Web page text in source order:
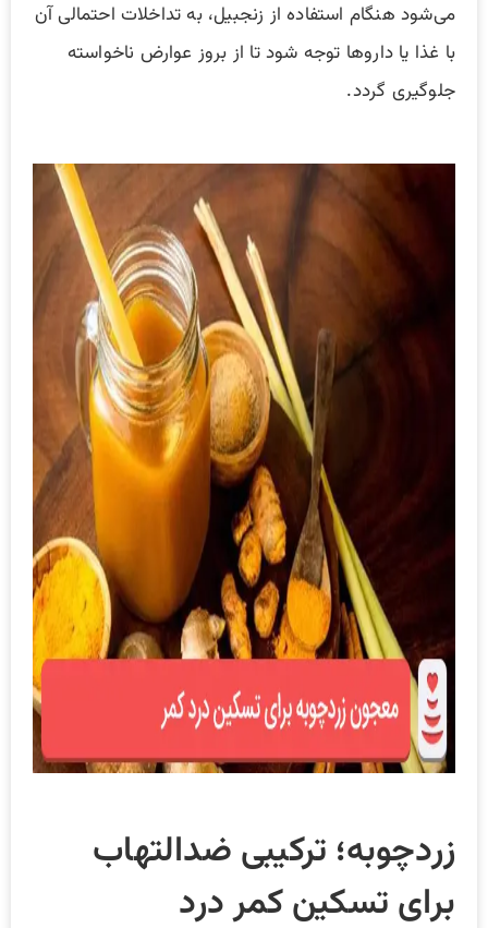
می‌شود هنگام استفاده از زنجبیل، به تداخلات احتمالی آن
با غذا یا داروها توجه شود تا از بروز عوارض ناخواسته
جلوگیری گردد.
زردچوبه؛ ترکیبی ضدالتهاب
برای تسکین کمر درد